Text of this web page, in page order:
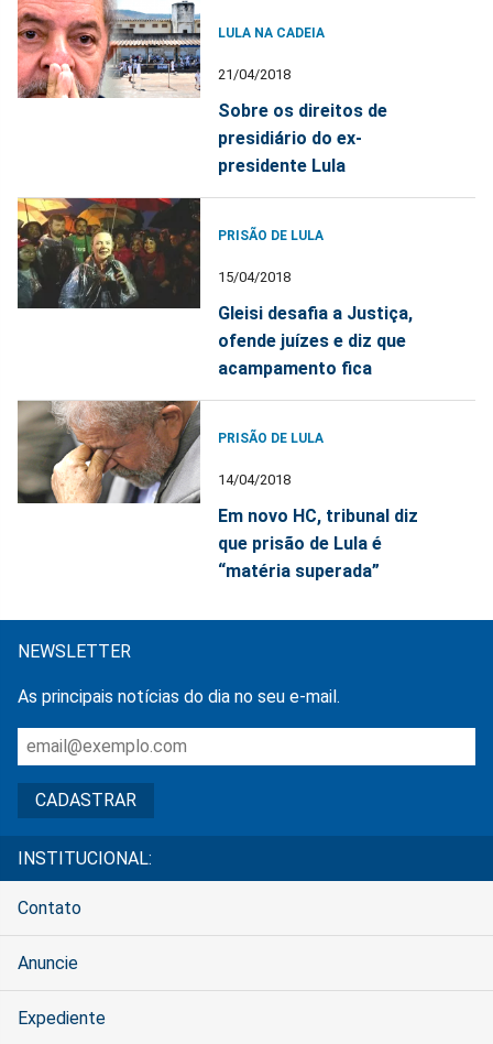
LULA NA CADEIA
21/04/2018
Sobre os direitos de
presidiário do ex-
presidente Lula
PRISÃO DE LULA
15/04/2018
Gleisi desafia a Justiça,
ofende juízes e diz que
acampamento fica
PRISÃO DE LULA
14/04/2018
Em novo HC, tribunal diz
que prisão de Lula é
“matéria superada”
NEWSLETTER
As principais notícias do dia no seu e-mail.
INSTITUCIONAL:
Contato
Anuncie
Expediente